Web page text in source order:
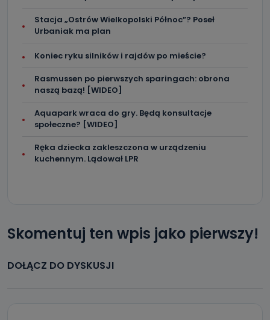
Stacja „Ostrów Wielkopolski Północ”? Poseł
Urbaniak ma plan
Koniec ryku silników i rajdów po mieście?
Rasmussen po pierwszych sparingach: obrona
naszą bazą! [WIDEO]
Aquapark wraca do gry. Będą konsultacje
społeczne? [WIDEO]
Ręka dziecka zakleszczona w urządzeniu
kuchennym. Lądował LPR
Skomentuj ten wpis jako pierwszy!
DOŁĄCZ DO DYSKUSJI